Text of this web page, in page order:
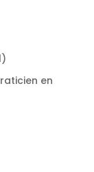
1
produit
en